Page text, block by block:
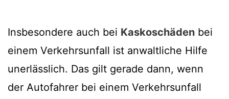
Insbesondere auch bei Kaskoschäden bei
einem Verkehrsunfall ist anwaltliche Hilfe
unerlässlich. Das gilt gerade dann, wenn
der Autofahrer bei einem Verkehrsunfall